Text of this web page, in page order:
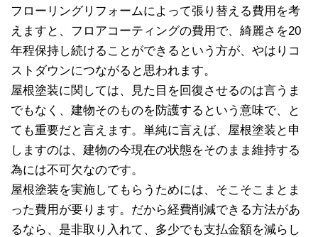
フローリングリフォームによって張り替える費用を考
えますと、フロアコーティングの費用で、綺麗さを20
年程保持し続けることができるという方が、やはりコ
ストダウンにつながると思われます。
屋根塗装に関しては、見た目を回復させるのは言うま
でもなく、建物そのものを防護するという意味で、と
ても重要だと言えます。単純に言えば、屋根塗装と申
しますのは、建物の今現在の状態をそのまま維持する
為には不可欠なのです。
屋根塗装を実施してもらうためには、そこそこまとま
った費用が要ります。だから経費削減できる方法があ
るなら、是非取り入れて、多少でも支払金額を減らし